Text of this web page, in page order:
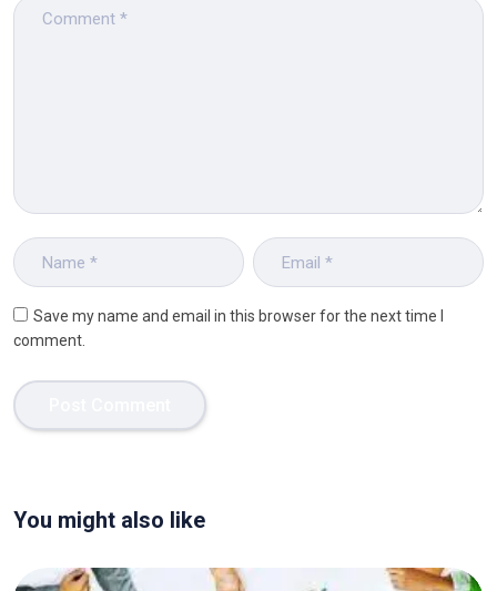
Save my name and email in this browser for the next time I
comment.
You might also like